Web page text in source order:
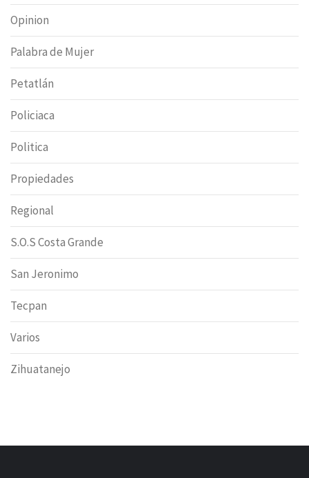
Opinion
Palabra de Mujer
Petatlán
Policiaca
Politica
Propiedades
Regional
S.O.S Costa Grande
San Jeronimo
Tecpan
Varios
Zihuatanejo